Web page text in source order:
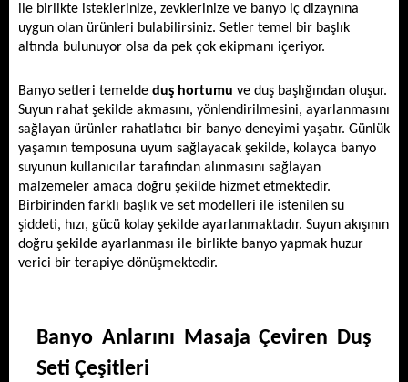
ile birlikte isteklerinize, zevklerinize ve banyo iç dizaynına
uygun olan ürünleri bulabilirsiniz. Setler temel bir başlık
altında bulunuyor olsa da pek çok ekipmanı içeriyor.
Banyo setleri temelde duş hortumu ve duş başlığından oluşur.
Suyun rahat şekilde akmasını, yönlendirilmesini, ayarlanmasını
sağlayan ürünler rahatlatıcı bir banyo deneyimi yaşatır. Günlük
yaşamın temposuna uyum sağlayacak şekilde, kolayca banyo
suyunun kullanıcılar tarafından alınmasını sağlayan
malzemeler amaca doğru şekilde hizmet etmektedir.
Birbirinden farklı başlık ve set modelleri ile istenilen su
şiddeti, hızı, gücü kolay şekilde ayarlanmaktadır. Suyun akışının
doğru şekilde ayarlanması ile birlikte banyo yapmak huzur
verici bir terapiye dönüşmektedir.
Banyo Anlarını Masaja Çeviren Duş
Seti Çeşitleri